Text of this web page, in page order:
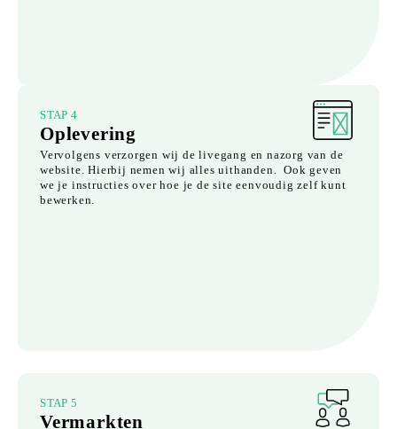
STAP 4
Oplevering
Vervolgens verzorgen wij de livegang en nazorg van de
website. Hierbij nemen wij alles uithanden. Ook geven
we je instructies over hoe je de site eenvoudig zelf kunt
bewerken.
STAP 5
Vermarkten